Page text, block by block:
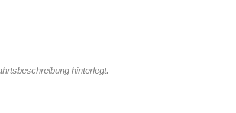
hinterlegt.